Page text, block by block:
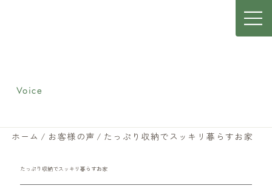
Voice
ホーム / お客様の声 / たっぷり収納でスッキリ暮らすお家
たっぷり収納でスッキリ暮らすお家